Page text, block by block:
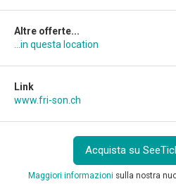
Altre offerte...
...in questa location
Link
www.fri-son.ch
Acquista su
Maggiori informazioni sulla nostra